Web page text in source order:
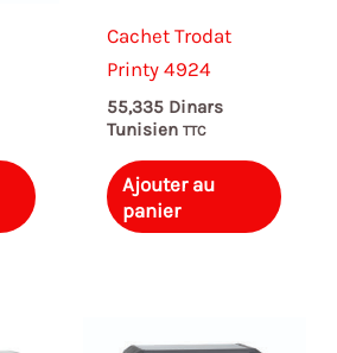
Cachet Trodat
Printy 4924
55,335 Dinars
Tunisien TTC
Ajouter au
panier